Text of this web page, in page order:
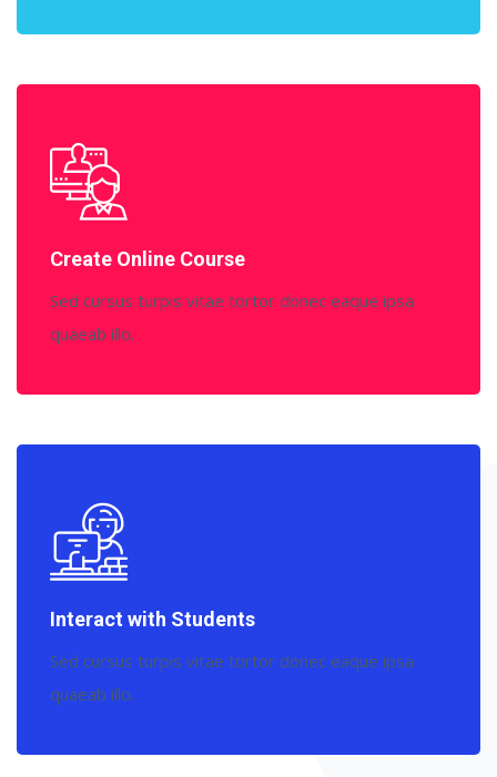
Create Online Course
Sed cursus turpis vitae tortor donec eaque ipsa
quaeab illo.
Interact with Students
Sed cursus turpis vitae tortor donec eaque ipsa
quaeab illo.